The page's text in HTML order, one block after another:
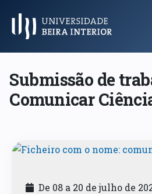
Menu Principal
Submissão de
Comunicar
De 08 a 20 de julho de